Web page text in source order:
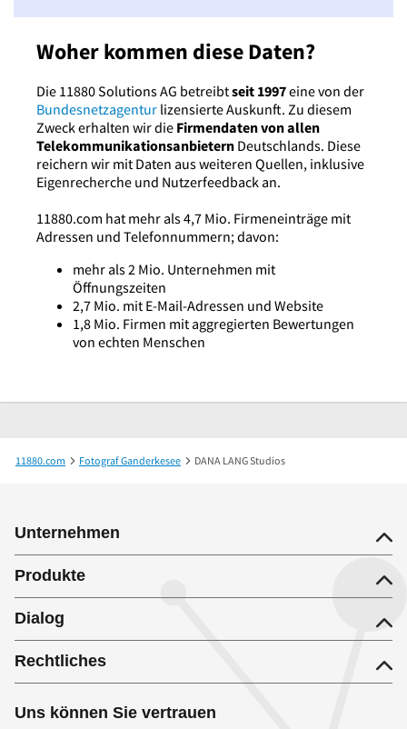
Woher kommen diese Daten?
Die 11880 Solutions AG betreibtseit 1997eine von der
Bundesnetzagentur lizensierte Auskunft. Zu diesem
Zweck erhalten wir die Firmendaten von allen
Telekommunikationsanbietern Deutschlands. Diese
reichern wir mit Daten aus weiteren Quellen, inklusive
Eigenrecherche und Nutzerfeedback an.
11880.com hat mehr als 4,7 Mio. Firmeneinträge mit
Adressen und Telefonnummern; davon:
mehr als 2 Mio. Unternehmen mit
Öffnungszeiten
2,7 Mio. mit E-Mail-Adressen und Website
1,8 Mio. Firmen mit aggregierten Bewertungen
von echten Menschen
11880.com Fotograf Ganderkesee DANA LANG Studios
Unternehmen
Produkte
Dialog
Rechtliches
Uns können Sie vertrauen